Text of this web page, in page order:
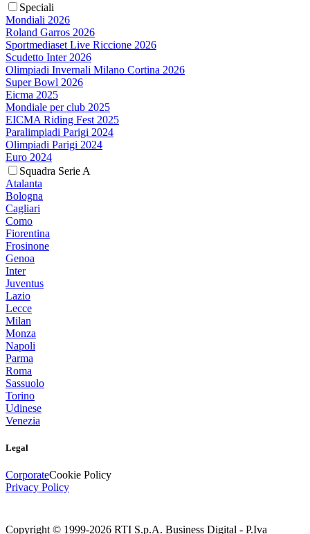
Speciali
Mondiali 2026
Roland Garros 2026
Sportmediaset Live Riccione 2026
Scudetto Inter 2026
Olimpiadi Invernali Milano Cortina 2026
Super Bowl 2026
Eicma 2025
Mondiale per club 2025
EICMA Riding Fest 2025
Paralimpiadi Parigi 2024
Olimpiadi Parigi 2024
Euro 2024
Squadra Serie A
Atalanta
Bologna
Cagliari
Como
Fiorentina
Frosinone
Genoa
Inter
Juventus
Lazio
Lecce
Milan
Monza
Napoli
Parma
Roma
Sassuolo
Torino
Udinese
Venezia
Legal
CorporateCookie Policy
Privacy Policy
Copyright © 1999-2026 RTI S.p.A. Business Digital - P.Iva